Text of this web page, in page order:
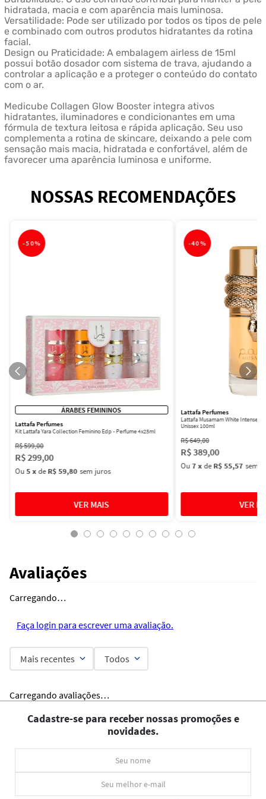
hidratada, macia e com aparência mais luminosa.
Versatilidade: Pode ser utilizado por todos os tipos de pele
e combinado com outros produtos hidratantes da rotina
facial.
Design ou Praticidade: A embalagem airless de 15ml
possui botão dosador com sistema de trava, ajudando a
controlar a aplicação e a proteger o conteúdo do contato
com o ar.
Medicube Collagen Glow Booster integra ativos
hidratantes, iluminadores e condicionantes em uma
fórmula de textura leitosa e rápida aplicação. Seu uso
complementa a rotina de skincare, deixando a pele com
sensação mais macia, hidratada e confortável, além de
favorecer uma aparência luminosa e uniforme.
NOSSAS RECOMENDAÇÕES
-50%
ÁRABES FEMININOS
Lattafa Perfumes
Kit Lattafa Yara Collection Feminino Edp - Perfume 4x25ml
R$599,00
R$299,00
Ou5 xdeR$ 59,80 sem juros
-40%
Lattafa Perfumes
Lattafa Musamam White Intense
Unissex 100ml
R$649,00
R$389,00
Ou7xdeR$ 55,57 sem
Avaliações
Carregando…
Faça login para escrever uma avaliação.
Mais recentes Todos
Carregando avaliações…
Cadastre-se para receber nossas promoções e
novidades.